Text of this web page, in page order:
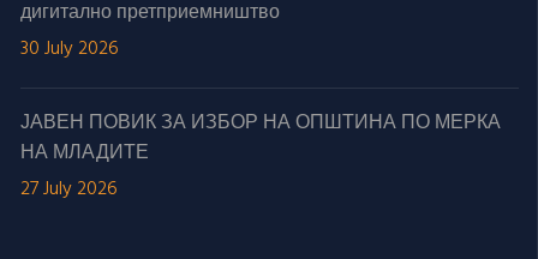
дигитално претприемништво
30 July 2026
ЈАВЕН ПОВИК ЗА ИЗБОР НА ОПШТИНА ПО МЕРКА
НА МЛАДИТЕ
27 July 2026